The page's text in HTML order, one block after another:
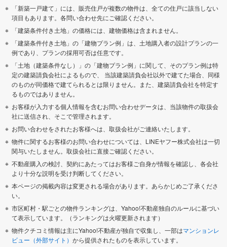
「新築一戸建て」には、販売住戸が複数の物件は、全ての住戸に該当しない
項目もあります。各問い合わせ先にご確認ください。
「建築条件付き土地」の価格には、建物価格は含まれません。
「建築条件付き土地」の「建物プラン例」は、土地購入者の設計プランの一
例であり、プランの採用可否は任意です。
「土地（建築条件なし）」の「建物プラン例」に関して、そのプラン例は特
定の建築請負会社によるもので、 当該建築請負会社以外で建てた場合、同様
のものが同価格で建てられるとは限りません。また、建築請負会社を特定す
るものではありません。
お客様が入力する個人情報を含むお問い合わせデータは、当該物件の取扱会
社に送信され、そこで管理されます。
お問い合わせをされたお客様へは、取扱会社がご連絡いたします。
物件に関するお客様のお問い合わせについては、LINEヤフー株式会社は一切
関与いたしません。取扱会社に直接ご確認ください。
不動産購入の検討、契約にあたってはお客様ご自身が情報を確認し、各会社
より十分な説明を受け判断してください。
本ページの掲載内容は変更される場合があります。あらかじめご了承くださ
い。
市区町村・駅ごとの物件ランキングは、Yahoo!不動産独自のルールに基づい
て表示しています。（ランキングは火曜更新されます）
物件クチコミ情報は主にYahoo!不動産が独自で収集し、一部はマンションレ
ビュー（外部サイト） から提供されたものを表示しています。